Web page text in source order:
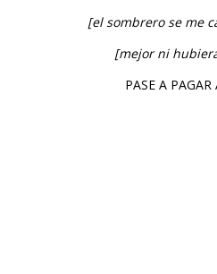
[el sombrero se me
[mejor ni
PASE A PAGAR